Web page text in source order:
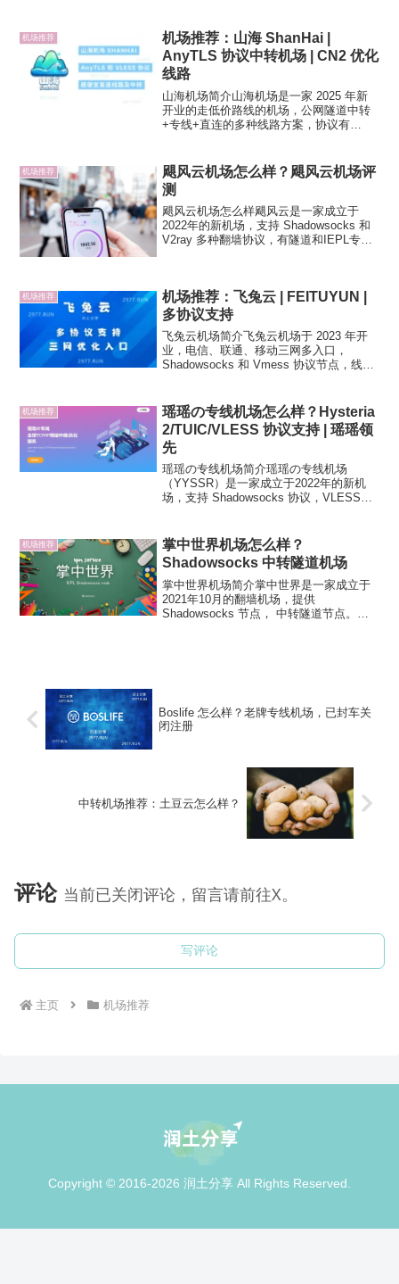
解锁不...
机场推荐
机场推荐：山海 ShanHai |
AnyTLS 协议中转机场 | CN2 优化
线路
山海机场简介山海机场是一家 2025 年新
开业的走低价路线的机场，公网隧道中转
+专线+直连的多种线路方案，协议有
件。机场节点部分支持 Netfl...
机场推荐
飓风云机场怎么样？飓风云机场评
测
飓风云机场怎么样飓风云是一家成立于
2022年的新机场，支持 Shadowsocks 和
V2ray 多种翻墙协议，有隧道和IEPL专线
机场推荐
机场推荐：飞兔云 | FEITUYUN |
多协议支持
飞兔云机场简介飞兔云机场于 2023 年开
业，电信、联通、移动三网多入口，
Shadowsocks 和 Vmess 协议节点，线路
体解锁、TikT...
机场推荐
瑶瑶の专线机场怎么样？Hysteria
2/TUIC/VLESS 协议支持 | 瑶瑶领
先
瑶瑶の专线机场简介瑶瑶の专线机场
（YYSSR）是一家成立于2022年的新机
场，支持 Shadowsocks 协议，VLESS、
转，欧洲节点经由联通...
机场推荐
掌中世界机场怎么样？
Shadowsocks 中转隧道机场
掌中世界机场简介掌中世界是一家成立于
2021年10月的翻墙机场，提供
Shadowsocks 节点， 中转隧道节点。官
Boslife 怎么样？老牌专线机场，已封车关
闭注册
中转机场推荐：土豆云怎么样？
评论 当前已关闭评论，留言请前往X。
写评论
主页 机场推荐
Copyright © 2016-2026 润土分享 All Rights Reserved.